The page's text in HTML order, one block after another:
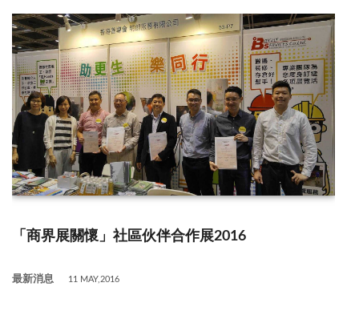
「商界展關懷」社區伙伴合作展2016
最新消息 11 MAY,2016